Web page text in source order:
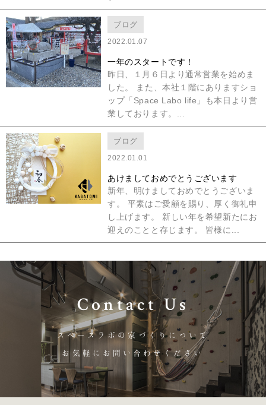
ブログ
2022.01.07
一年のスタートです！
昨日、１月６日より通常営業を始めま
した。 また、本社１階にありますショ
ップ「Space Labo life」も本日より営
業しております。...
ブログ
2022.01.01
あけましておめでとうございます
新年、明けましておめでとうございま
す。 平素はご愛顧を賜り、厚く御礼申
し上げます。 新しい年を希望新たにお
迎えのことと存じます。 皆様に...
Contact Us
スペースラボの家づくりについて
お気軽にお問い合わせください